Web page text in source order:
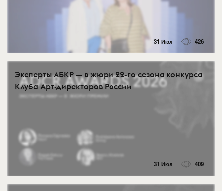
31 Июл 426
Эксперты АБКР — в жюри 22-го сезона конкурса
Клуба Арт-директоров России
31 Июл 409